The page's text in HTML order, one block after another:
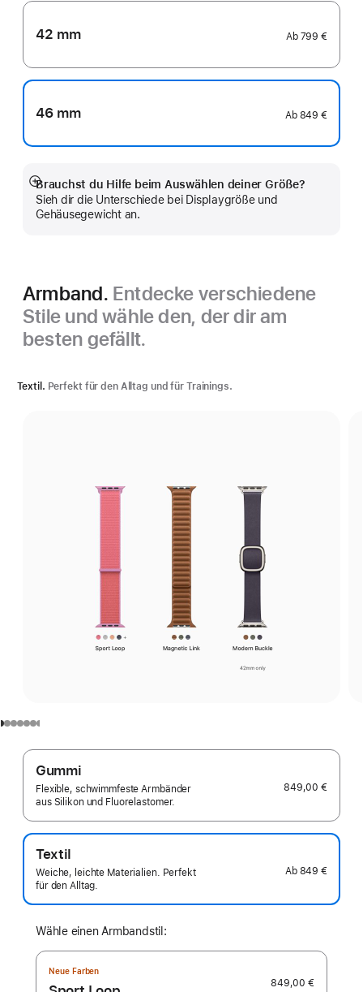
42 mm Ab 799 €
46 mm Ab 849 €
Brauchst du Hilfe beim Auswählen deiner Größe?
Sieh dir die Unterschiede bei Displaygröße und
Gehäusegewicht an.
Mehr
anzeigen
Armband. Entdecke verschiedene
Stile und wähle den, der dir am
besten gefällt.
Textil. Perfekt für den Alltag und für Trainings.
Gummi
Flexible, schwimmfeste Armbänder
aus Silikon und Fluorelastomer.
849,00 €
Textil
Weiche, leichte Materialien. Perfekt
für den Alltag.
Ab 849 €
Wähle einen Armbandstil:
Neue Farben
849,00 €